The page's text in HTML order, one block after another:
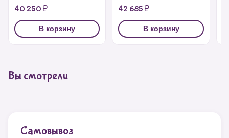
40 250 ₽
В корзину
42 685 ₽
В корзину
Вы смотрели
Самовывоз